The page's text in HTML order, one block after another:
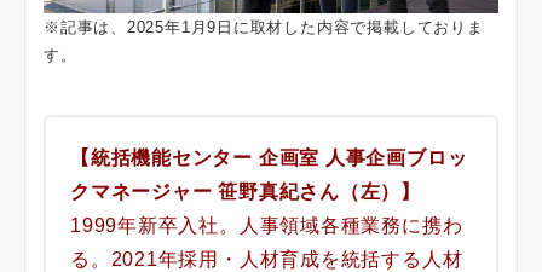
※記事は、2025年1月9日に取材した内容で掲載しておりま
す。
【統括機能センター 企画室 人事企画ブロッ
クマネージャー 笹野真紀さん（左）】
1999年新卒入社。人事領域各種業務に携わ
る。2021年採用・人材育成を統括する人材